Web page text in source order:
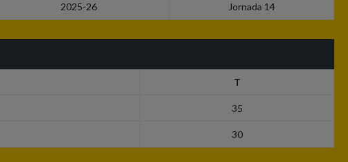
2025-26 Jornada 14
T
35
30